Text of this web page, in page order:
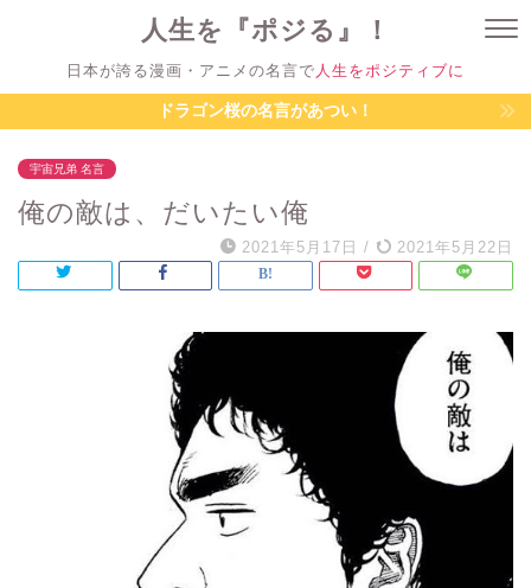
人生を『ポジる』！
日本が誇る漫画・アニメの名言で 人生をポジティブに
ドラゴン桜の名言があつい！
宇宙兄弟 名言
俺の敵は、だいたい俺
2021年5月17日 / 2021年5月22日